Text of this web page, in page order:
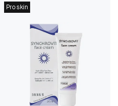
Proskin